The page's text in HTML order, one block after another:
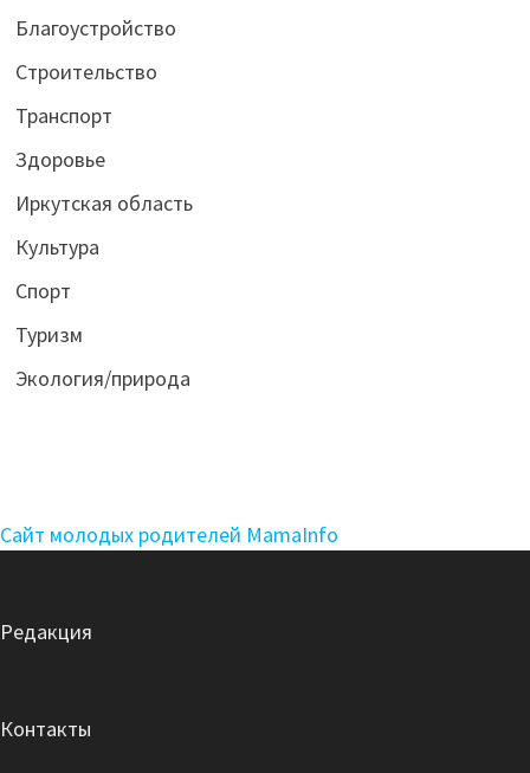
Благоустройство
Строительство
Транспорт
Здоровье
Иркутская область
Культура
Спорт
Туризм
Экология/природа
Сайт молодых родителей MamaInfo
Редакция
Контакты